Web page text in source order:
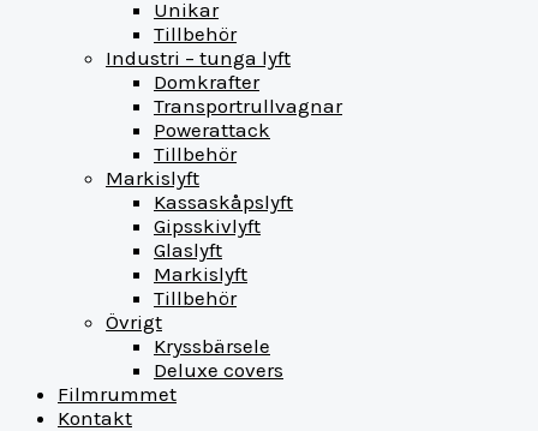
Unikar
Tillbehör
Industri – tunga lyft
Domkrafter
Transportrullvagnar
Powerattack
Tillbehör
Markislyft
Kassaskåpslyft
Gipsskivlyft
Glaslyft
Markislyft
Tillbehör
Övrigt
Kryssbärsele
Deluxe covers
Filmrummet
Kontakt